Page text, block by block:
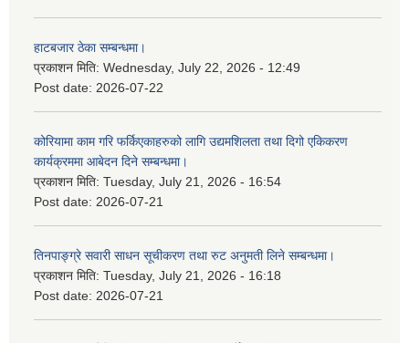
हाटबजार ठेका सम्बन्धमा।
प्रकाशन मिति: Wednesday, July 22, 2026 - 12:49
Post date: 2026-07-22
कोरियामा काम गरि फर्किएकाहरुको लागि उद्यमशिलता तथा दिगो एकिकरण
कार्यक्रममा आबेदन दिने सम्बन्धमा।
प्रकाशन मिति: Tuesday, July 21, 2026 - 16:54
Post date: 2026-07-21
तिनपाङ्ग्रे सवारी साधन सूचीकरण तथा रुट अनुमती लिने सम्बन्धमा।
प्रकाशन मिति: Tuesday, July 21, 2026 - 16:18
Post date: 2026-07-21